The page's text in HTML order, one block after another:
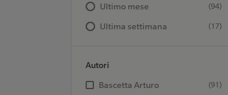
Ultimo mese (94)
Ultima settimana (17)
Autori
Bascetta Arturo
(91)